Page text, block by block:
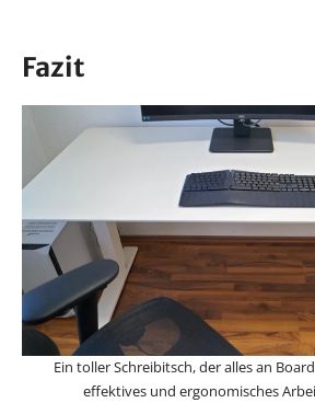
Fazit
Ein toller Schreibitsch, der alles an
effektives und ergonomisches